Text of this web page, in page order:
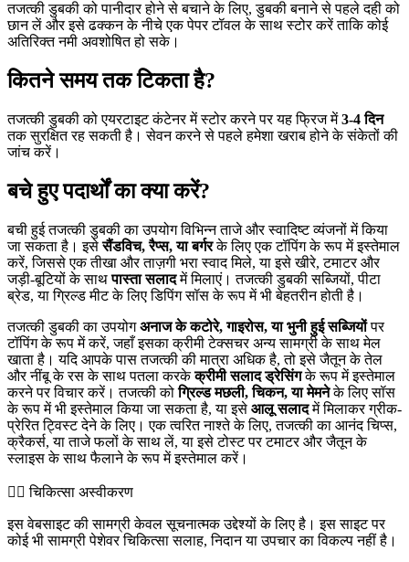
तजत्की डुबकी को पानीदार होने से बचाने के लिए, डुबकी बनाने से पहले दही को
छान लें और इसे ढक्कन के नीचे एक पेपर टॉवल के साथ स्टोर करें ताकि कोई
अतिरिक्त नमी अवशोषित हो सके।
कितने समय तक टिकता है?
तजत्की डुबकी को एयरटाइट कंटेनर में स्टोर करने पर यह फ्रिज में3-4 दिन
तक सुरक्षित रह सकती है। सेवन करने से पहले हमेशा खराब होने के संकेतों की
जांच करें।
बचे हुए पदार्थों का क्या करें?
बची हुई तजत्की डुबकी का उपयोग विभिन्न ताजे और स्वादिष्ट व्यंजनों में किया
जा सकता है। इसेसैंडविच, रैप्स, या बर्गरके लिए एक टॉपिंग के रूप में इस्तेमाल
करें, जिससे एक तीखा और ताज़गी भरा स्वाद मिले, या इसे खीरे, टमाटर और
जड़ी-बूटियों के साथपास्ता सलादमें मिलाएं। तजत्की डुबकी सब्जियों, पीटा
ब्रेड, या ग्रिल्ड मीट के लिए डिपिंग सॉस के रूप में भी बेहतरीन होती है।
तजत्की डुबकी का उपयोगअनाज के कटोरे, गाइरोस, या भुनी हुई सब्जियोंपर
टॉपिंग के रूप में करें, जहाँ इसका क्रीमी टेक्सचर अन्य सामग्री के साथ मेल
खाता है। यदि आपके पास तजत्की की मात्रा अधिक है, तो इसे जैतून के तेल
और नींबू के रस के साथ पतला करकेक्रीमी सलाद ड्रेसिंगके रूप में इस्तेमाल
करने पर विचार करें। तजत्की कोग्रिल्ड मछली, चिकन, या मेमनेके लिए सॉस
के रूप में भी इस्तेमाल किया जा सकता है, या इसे आलू सलादमें मिलाकर ग्रीक-
प्रेरित ट्विस्ट देने के लिए। एक त्वरित नाश्ते के लिए, तजत्की का आनंद चिप्स,
क्रैकर्स, या ताजे फलों के साथ लें, या इसे टोस्ट पर टमाटर और जैतून के
स्लाइस के साथ फैलाने के रूप में इस्तेमाल करें।
👨‍⚕️️ चिकित्सा अस्वीकरण
इस वेबसाइट की सामग्री केवल सूचनात्मक उद्देश्यों के लिए है। इस साइट पर
कोई भी सामग्री पेशेवर चिकित्सा सलाह, निदान या उपचार का विकल्प नहीं है।